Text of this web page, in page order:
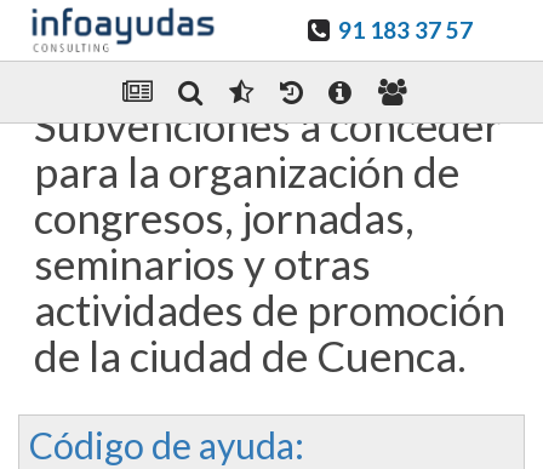
91 183 37 57
Enviar Por email
Subvenciones a conceder
para la organización de
congresos, jornadas,
seminarios y otras
actividades de promoción
de la ciudad de Cuenca.
Código de ayuda: